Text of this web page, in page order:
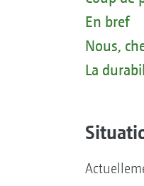
En bref
Nous,
La